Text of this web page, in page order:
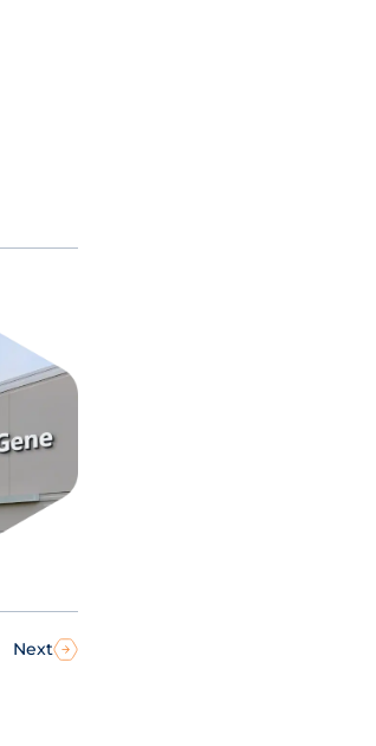
Next